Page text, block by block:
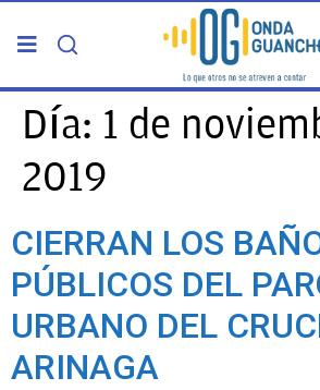
PORTADA
TELDE
GRAN CANARIA
CANARIAS
5ª COLUMNA
Día: 1 de
2019
CIERRAN LOS
PÚBLICOS DEL
URBANO DEL
ARINAGA